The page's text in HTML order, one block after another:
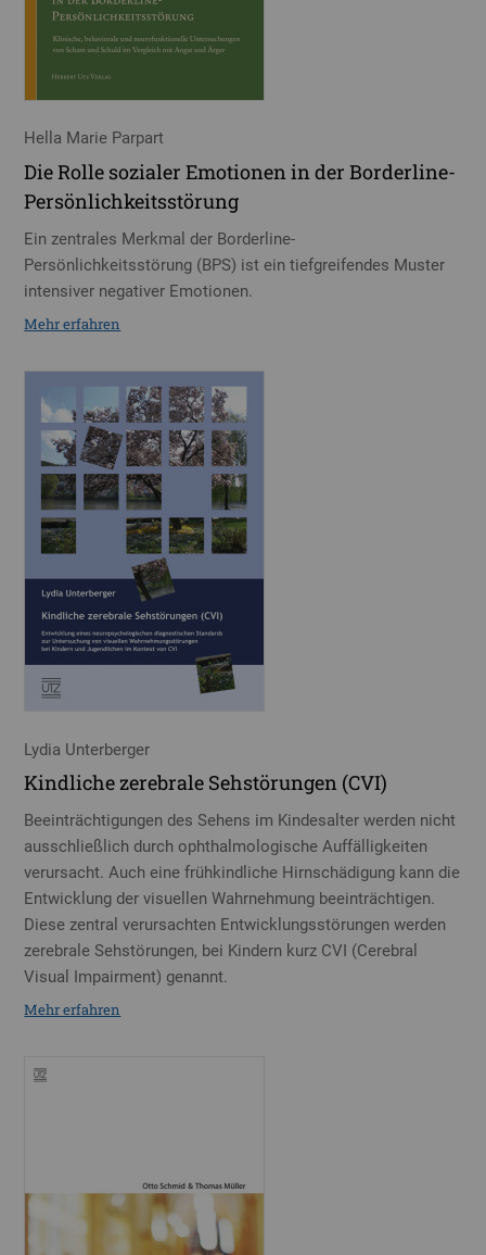
Hella Marie Parpart
Die Rolle sozialer Emotionen in der Borderline-
Persönlichkeitsstörung
Ein zentrales Merkmal der Borderline-
Persönlichkeitsstörung (BPS) ist ein tiefgreifendes Muster
intensiver negativer Emotionen.
Mehr erfahren
Lydia Unterberger
Kindliche zerebrale Sehstörungen (CVI)
Beeinträchtigungen des Sehens im Kindesalter werden nicht
ausschließlich durch ophthalmologische Auffälligkeiten
verursacht. Auch eine frühkindliche Hirnschädigung kann die
Entwicklung der visuellen Wahrnehmung beeinträchtigen.
Diese zentral verursachten Entwicklungsstörungen werden
zerebrale Sehstörungen, bei Kindern kurz CVI (Cerebral
Visual Impairment) genannt.
Mehr erfahren